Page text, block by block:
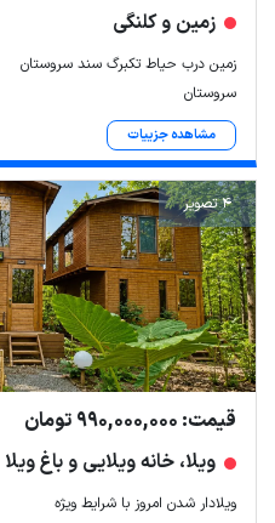
زمین و کلنگی
زمین درب حیاط تکبرگ سند سروستان
سروستان
مشاهده جزییات
4 تصویر
قیمت: 990,000,000 تومان
ویلا، خانه ویلایی و باغ ویلا
ویلادار شدن امروز با شرایط ویژه